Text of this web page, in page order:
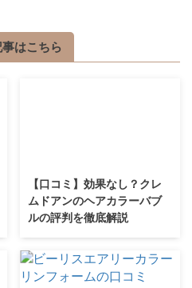
はこちら
【口コミ】効果なし？クレ
ムドアンのヘアカラーバブ
ルの評判を徹底解説